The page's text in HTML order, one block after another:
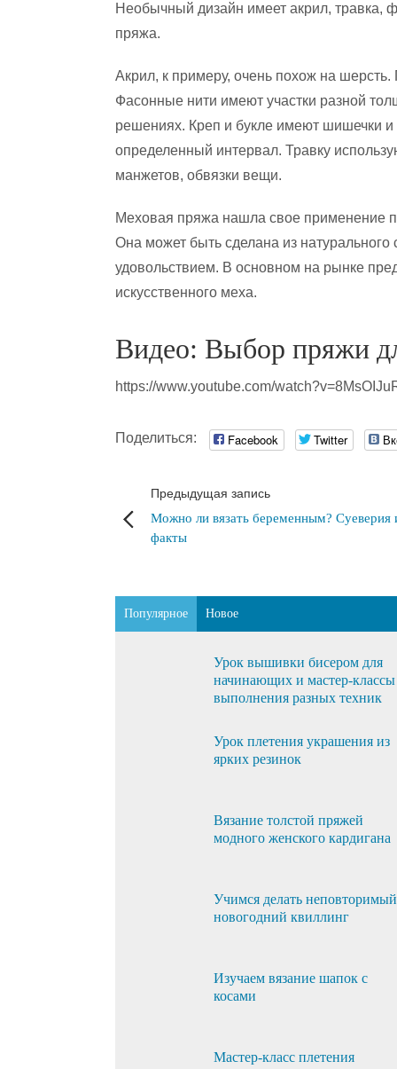
Необычный дизайн имеет акрил, травка,
пряжа.
Акрил, к примеру, очень похож на шерсть.
Фасонные нити имеют участки разной
решениях. Креп и букле имеют шишечки и
определенный интервал. Травку
манжетов, обвязки вещи.
Меховая пряжа нашла свое применение
Она может быть сделана из натурального
удовольствием. В основном на рынке
искусственного меха.
Видео: Выбор пряжи
https://www.youtube.com/
Поделиться: Facebook Twitter
Предыдущая запись
Можно ли вязать беременным? Суеверия
факты
Популярное Новое
Урок вышивки бисером для
начинающих и мастер-классы
выполнения разных техник
Урок плетения украшения из
ярких резинок
Вязание толстой пряжей
модного женского кардигана
Учимся делать неповторимый
новогодний квиллинг
Изучаем вязание шапок с
косами
Мастер-класс плетения